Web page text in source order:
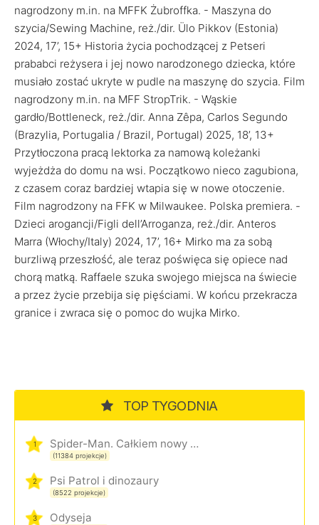
nagrodzony m.in. na MFFK Żubroffka. - Maszyna do
szycia/Sewing Machine, reż./dir. Ülo Pikkov (Estonia)
2024, 17’, 15+ Historia życia pochodzącej z Petseri
prababci reżysera i jej nowo narodzonego dziecka, które
musiało zostać ukryte w pudle na maszynę do szycia. Film
nagrodzony m.in. na MFF StropTrik. - Wąskie
gardło/Bottleneck, reż./dir. Anna Zêpa, Carlos Segundo
(Brazylia, Portugalia / Brazil, Portugal) 2025, 18’, 13+
Przytłoczona pracą lektorka za namową koleżanki
wyjeżdża do domu na wsi. Początkowo nieco zagubiona,
z czasem coraz bardziej wtapia się w nowe otoczenie.
Film nagrodzony na FFK w Milwaukee. Polska premiera. -
Dzieci arogancji/Figli dell’Arroganza, reż./dir. Anteros
Marra (Włochy/Italy) 2024, 17’, 16+ Mirko ma za sobą
burzliwą przeszłość, ale teraz poświęca się opiece nad
chorą matką. Raffaele szuka swojego miejsca na świecie
a przez życie przebija się pięściami. W końcu przekracza
granice i zwraca się o pomoc do wujka Mirko.
TOP TYGODNIA
1 Spider-Man. Całkiem nowy dzień
(11384 projekcje)
2 Psi Patrol i dinozaury
(8522 projekcje)
3 Odyseja